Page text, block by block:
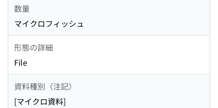
数量
マイクロフィッシュ
形態の詳細
File
資料種別（注記）
[マイクロ資料]